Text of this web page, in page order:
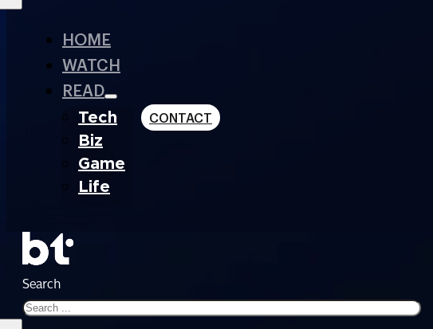
HOME
WATCH
READ
Tech
Biz
Game
Life
CONTACT
Search